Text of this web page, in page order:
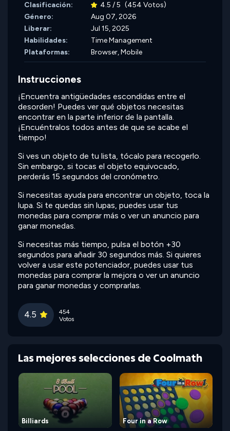
Clasificación:
4.5 / 5 (454 Votos)
Género:
Aug 07, 2026
Liberar:
Jul 15, 2025
Habilidades:
Time Management
Plataformas:
Browser, Mobile
Instrucciones
¡Encuentra antigüedades escondidas entre el
desorden! Puedes ver qué objetos necesitas
encontrar en la parte inferior de la pantalla.
¡Encuéntralos todos antes de que se acabe el
tiempo!
Si ves un objeto de tu lista, tócalo para recogerlo.
Sin embargo, si tocas el objeto equivocado,
perderás 15 segundos del cronómetro.
Si necesitas ayuda para encontrar un objeto, toca la
lupa. Si te quedas sin lupas, puedes usar tus
monedas para comprar más o ver un anuncio para
ganar monedas.
Si necesitas más tiempo, pulsa el botón +30
segundos para añadir 30 segundos más. Si quieres
volver a usar este potenciador, puedes usar tus
monedas para comprar la mejora o ver un anuncio
para ganar monedas y comprarlas.
4.5
454
Votos
Las mejores selecciones de Coolmath
Billiards Four in a Row